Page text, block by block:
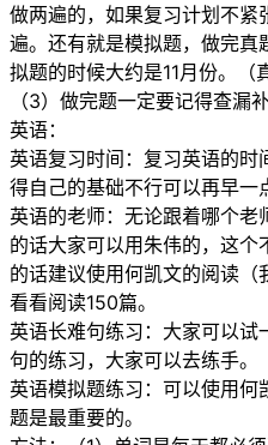
做两遍的，如果复习计划不紧
遍。还有就是模拟题，做完
拟题的时候大约是11月份。（
（3）做完题一定要记得查漏
英语：
英语复习时间：复习英语的
得自己的基础不行可以再早一
英语的老师：无论跟着哪个老
的话大家可以用朱伟的，这
的话建议使用何凯文的阅读
看看阅读150篇。
英语长难句练习：大家可以
句的练习，大家可以去练手。
英语模拟题练习：可以使用
题是最重要的。